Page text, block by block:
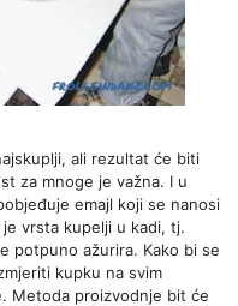
ali rezultat će biti
za mnoge je važna. I u
emajl koji se nanosi
vrsta kupelji u kadi, tj.
potpuno ažurira. Kako bi se
kupku na svim
Metoda proizvodnje bit će